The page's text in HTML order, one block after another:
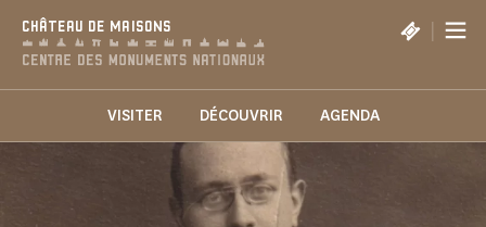
CHÂTEAU DE MAISONS |
VISITER DÉCOUVRIR AGENDA